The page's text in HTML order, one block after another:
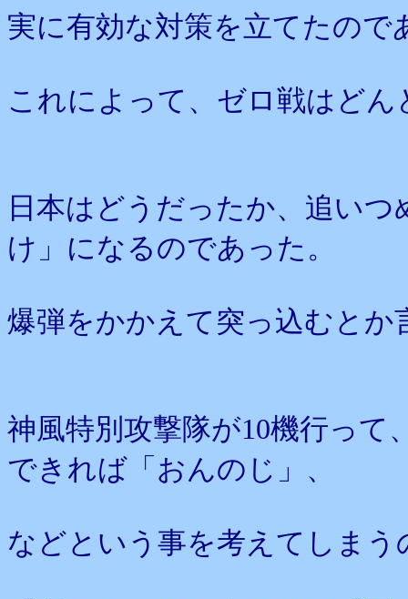
実に有効な対策を立てたので
これによって、ゼロ戦はど
日本はどうだったか、追い
け」になるのであった。
爆弾をかかえて突っ込むと
神風特別攻撃隊が10機行って
できれば「おんのじ」、
などという事を考えてしまう